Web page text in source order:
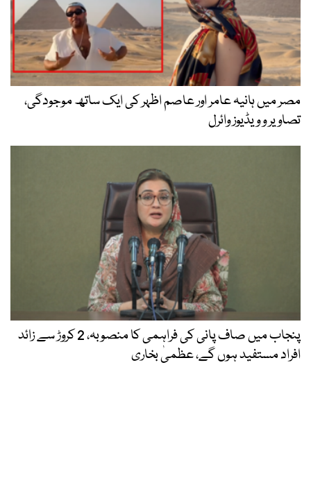
مصر میں ہانیہ عامر اور عاصم اظہر کی ایک ساتھ موجودگی،
تصاویر و ویڈیوز وائرل
پنجاب میں صاف پانی کی فراہمی کا منصوبہ، 2 کروڑ سے زائد
افراد مستفید ہوں گے، عظمیٰ بخاری